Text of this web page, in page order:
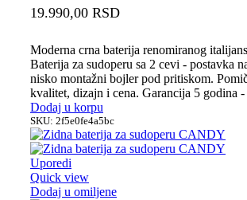
19.990,00 RSD
Moderna crna baterija renomiranog
Baterija za sudoperu sa 2 cevi - postavka
nisko montažni bojler pod pritiskom.
kvalitet, dizajn i cena. Garancija 5 godina
Dodaj u korpu
SKU: 2f5e0fe4a5bc
Uporedi
Quick view
Dodaj u omiljene